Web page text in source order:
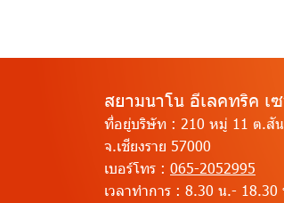
สยามนาโน อีเลคทริค เ
ที่อยู่บริษัท : 210 หมู่ 11 ต.สัน
จ.เชียงราย 57000
เบอร์โทร : 065-2052995
เวลาทำการ : 8.30 น.- 18.30